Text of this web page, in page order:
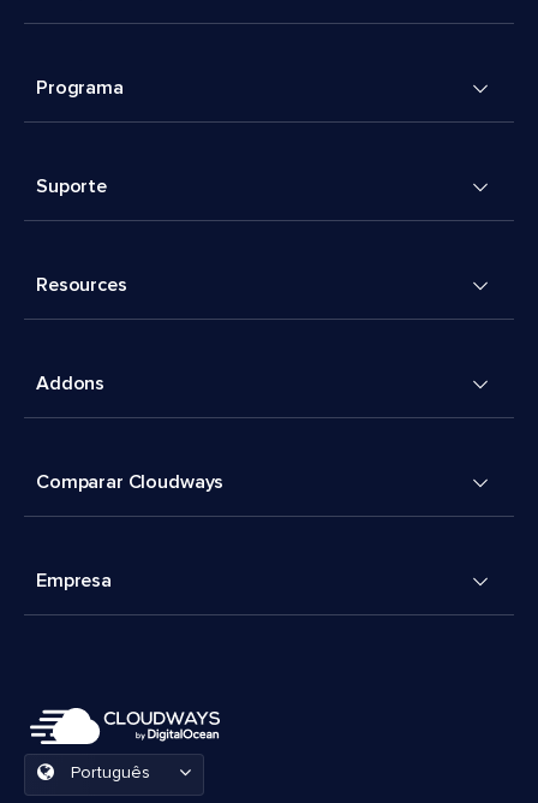
Programa
Suporte
Resources
Addons
Comparar Cloudways
Empresa
Português